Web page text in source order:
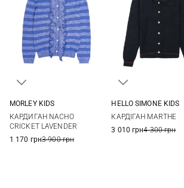
8
10 12
MORLEY KIDS
КАРДИГАН NACHO
CRICKET LAVENDER
1 170 грн3 900 грн
HELLO SIMONE KIDS
КАРДІГАН MARTHE
3 010 грн4 300 грн